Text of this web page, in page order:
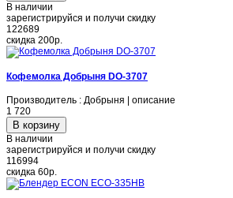
В наличии
зарегистрируйся и получи скидку
122689
скидка 200р.
Кофемолка Добрыня DO-3707
Производитель : Добрыня | описание
1 720
В наличии
зарегистрируйся и получи скидку
116994
скидка 60р.